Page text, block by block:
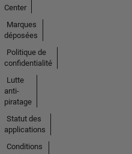
Center
Marques
déposées
Politique de
confidentialité
Lutte
anti-
piratage
Statut des
applications
Conditions